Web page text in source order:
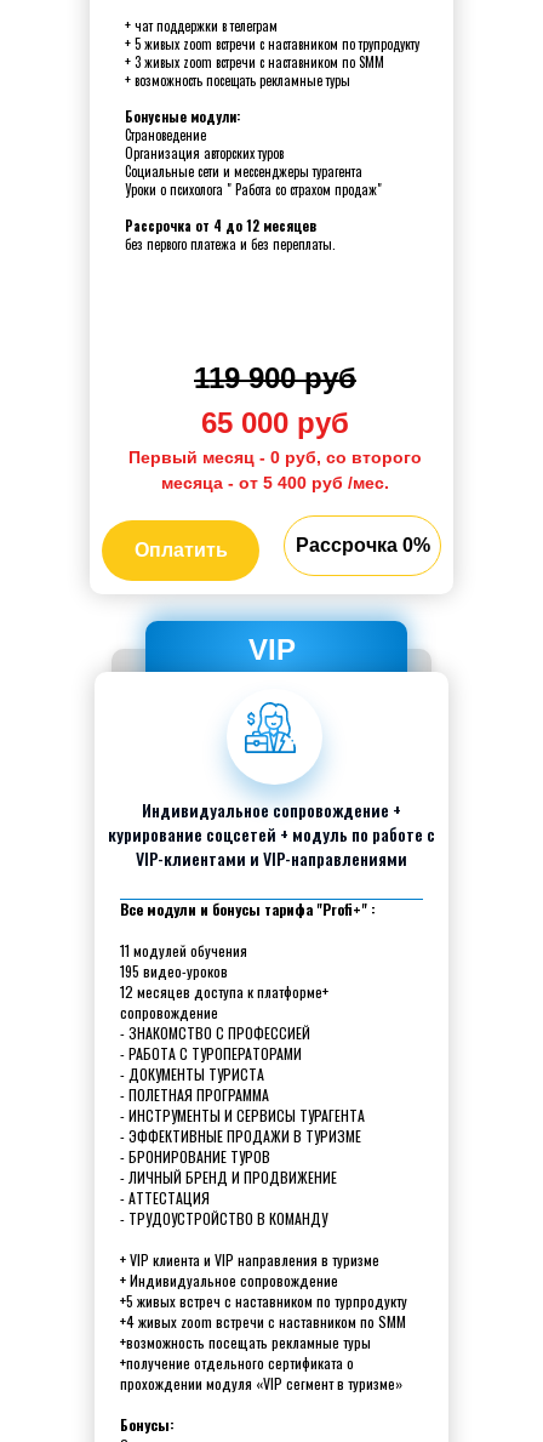
Оплатить
119 900 руб
+ чат поддержки в телеграм
+ 5 живых zoom встречи с наставником по трупродукту
+ 3 живых zoom встречи с наставником по SMM
+ возможность посещать рекламные туры
Бонусные модули:
Страноведение
Организация авторских туров
Социальные сети и мессенджеры турагента
Уроки о психолога " Работа со страхом продаж"
Рассрочка от 4 до 12 месяцев
без первого платежа и без переплаты.
Рассрочка 0%
Индивидуальное сопровождение +
курирование соцсетей + модуль по работе с
VIP-клиентами и VIP-направлениями
Все модули и бонусы тарифа "Profi+" :
11 модулей обучения
195 видео-уроков
12 месяцев доступа к платформе+
сопровождение
- ЗНАКОМСТВО С ПРОФЕССИЕЙ
- РАБОТА С ТУРОПЕРАТОРАМИ
- ДОКУМЕНТЫ ТУРИСТА
- ПОЛЕТНАЯ ПРОГРАММА
- ИНСТРУМЕНТЫ И СЕРВИСЫ ТУРАГЕНТА
- ЭФФЕКТИВНЫЕ ПРОДАЖИ В ТУРИЗМЕ
- БРОНИРОВАНИЕ ТУРОВ
- ЛИЧНЫЙ БРЕНД И ПРОДВИЖЕНИЕ
- АТТЕСТАЦИЯ
- ТРУДОУСТРОЙСТВО В КОМАНДУ
+ VIP клиента и VIP направления в туризме
+ Индивидуальное сопровождение
+5 живых встреч с наставником по турпродукту
+4 живых zoom встречи с наставником по SMM
+возможность посещать рекламные туры
+получение отдельного сертификата о
прохождении модуля «VIP сегмент в туризме»
Бонусы:
VIP
65 000 руб
Первый месяц - 0 руб, со второго
месяца - от 5 400 руб /мес.